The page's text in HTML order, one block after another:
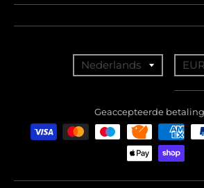
n
Nederlands
a
n
s
l
Geaccepteerde